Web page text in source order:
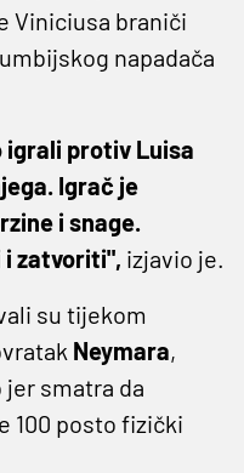
Viniciusa braniči
napadača
igrali protiv Luisa
Igrač je
i snage.
i zatvoriti", izjavio je.
su tijekom
Neymara,
smatra da
100 posto fizički